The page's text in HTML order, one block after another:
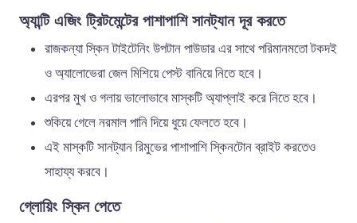
অ্যান্টি এজিং ট্রিটমেন্টের পাশাপাশি সানট্যান দূর করতে
রাজকন্যা স্কিন টাইটেনিং উপটান পাউডার এর সাথে পরিমানমতো টকদই
ও অ্যালোভেরা জেল মিশিয়ে পেস্ট বানিয়ে নিতে হবে।
এরপর মুখ ও গলায় ভালোভাবে মাস্কটি অ্যাপ্লাই করে নিতে হবে।
শুকিয়ে গেলে নরমাল পানি দিয়ে ধুয়ে ফেলতে হবে।
এই মাস্কটি সানট্যান রিমুভের পাশাপাশি স্কিনটোন ব্রাইট করতেও
সাহায্য করবে।
গ্লোয়িং স্কিন পেতে